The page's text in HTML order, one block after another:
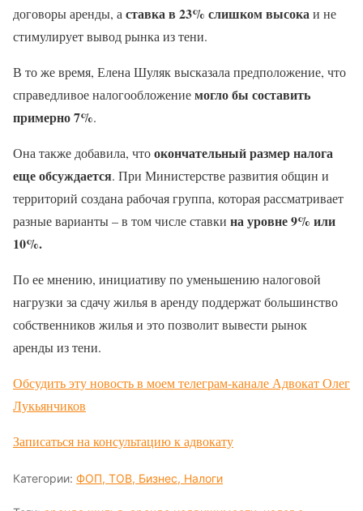
договоры аренды, а ставка в 23% слишком высока и не
стимулирует вывод рынка из тени.
В то же время, Елена Шуляк высказала предположение, что
справедливое налогообложениемогло бы составить
примерно 7%.
Она также добавила, чтоокончательный размер налога
еще обсуждается. При Министерстве развития общин и
территорий создана рабочая группа, которая рассматривает
разные варианты – в том числе ставки на уровне 9% или
10%.
По ее мнению, инициативу по уменьшению налоговой
нагрузки за сдачу жилья в аренду поддержат большинство
собственников жилья и это позволит вывести рынок
аренды из тени.
Обсудить эту новость в моем телеграм-канале Адвокат Олег
Лукьянчиков
Записаться на консультацию к адвокату
Категории: ФОП, ТОВ, Бизнес, Налоги